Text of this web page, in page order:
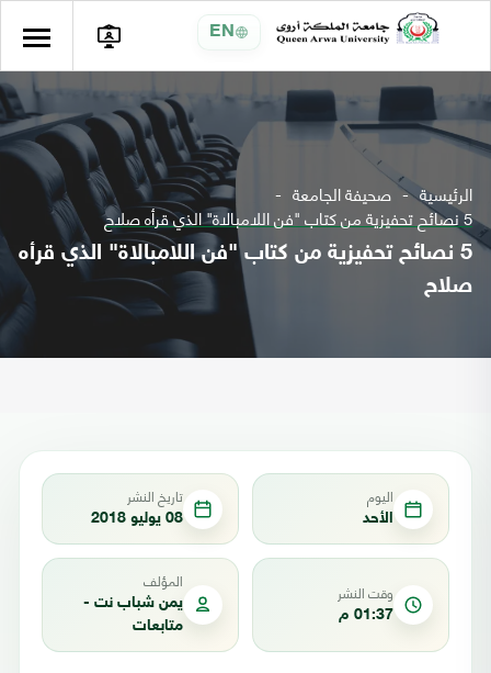
EN
الرئيسية صحيفة الجامعة
5 نصائح تحفيزية من كتاب "فن اللامبالاة" الذي قرأه صلاح
5 نصائح تحفيزية من كتاب "فن اللامبالاة" الذي قرأه
صلاح
اليوم
الأحد
تاريخ النشر
08 يوليو 2018
وقت النشر
01:37 م
المؤلف
يمن شباب نت -
متابعات